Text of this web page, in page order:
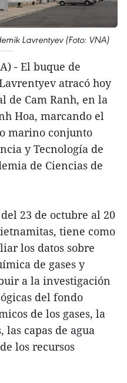
Lavrentyev (Foto: VNA)
- El buque de
atracó hoy
de Cam Ranh, en la
Hoa, marcando el
marino conjunto
y Tecnología de
de Ciencias de
23 de octubre al 20
tiene como
los datos sobre
de gases y
a la investigación
del fondo
de los gases, la
capas de agua
los recursos